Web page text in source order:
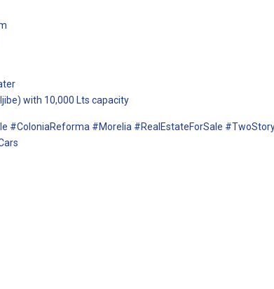
with 10,000 Lts capacity
#ColoniaReforma #Morelia #RealEstateForSale